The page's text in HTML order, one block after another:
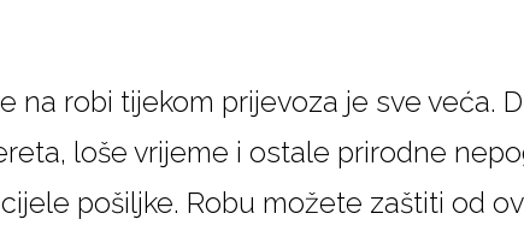
robi tijekom prijevoza je sve veća.
loše vrijeme i ostale prirodne
pošiljke. Robu možete zaštiti od